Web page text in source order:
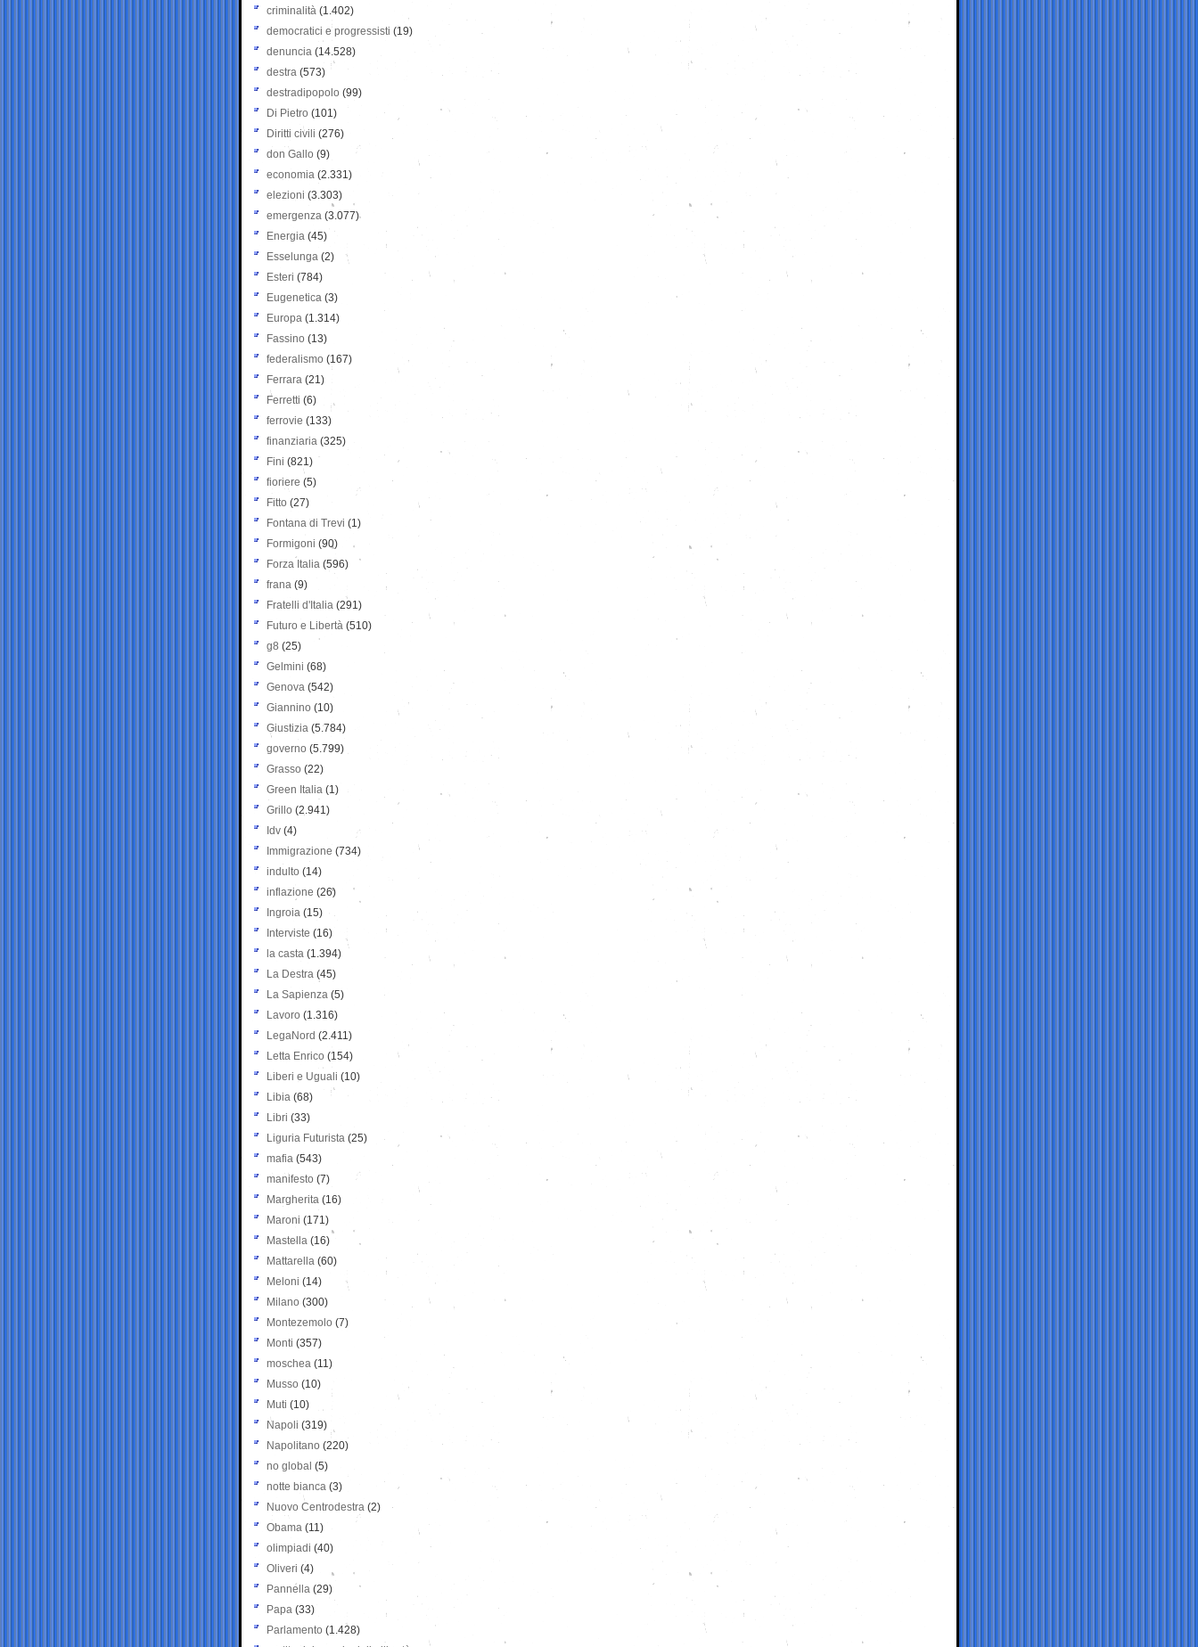
criminalità (1.402)
democratici e progressisti (19)
denuncia (14.528)
destra (573)
destradipopolo (99)
Di Pietro (101)
Diritti civili (276)
don Gallo (9)
economia (2.331)
elezioni (3.303)
emergenza (3.077)
Energia (45)
Esselunga (2)
Esteri (784)
Eugenetica (3)
Europa (1.314)
Fassino (13)
federalismo (167)
Ferrara (21)
Ferretti (6)
ferrovie (133)
finanziaria (325)
Fini (821)
fioriere (5)
Fitto (27)
Fontana di Trevi (1)
Formigoni (90)
Forza Italia (596)
frana (9)
Fratelli d'Italia (291)
Futuro e Libertà (510)
g8 (25)
Gelmini (68)
Genova (542)
Giannino (10)
Giustizia (5.784)
governo (5.799)
Grasso (22)
Green Italia (1)
Grillo (2.941)
Idv (4)
Immigrazione (734)
indulto (14)
inflazione (26)
Ingroia (15)
Interviste (16)
la casta (1.394)
La Destra (45)
La Sapienza (5)
Lavoro (1.316)
LegaNord (2.411)
Letta Enrico (154)
Liberi e Uguali (10)
Libia (68)
Libri (33)
Liguria Futurista (25)
mafia (543)
manifesto (7)
Margherita (16)
Maroni (171)
Mastella (16)
Mattarella (60)
Meloni (14)
Milano (300)
Montezemolo (7)
Monti (357)
moschea (11)
Musso (10)
Muti (10)
Napoli (319)
Napolitano (220)
no global (5)
notte bianca (3)
Nuovo Centrodestra (2)
Obama (11)
olimpiadi (40)
Oliveri (4)
Pannella (29)
Papa (33)
Parlamento (1.428)